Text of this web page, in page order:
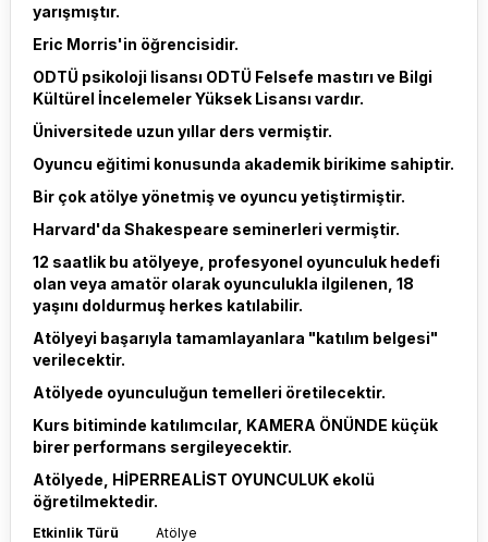
yarışmıştır.
Eric Morris'in öğrencisidir.
ODTÜ psikoloji lisansı ODTÜ Felsefe mastırı ve Bilgi
Kültürel İncelemeler Yüksek Lisansı vardır.
Üniversitede uzun yıllar ders vermiştir.
Oyuncu eğitimi konusunda akademik birikime sahiptir.
Bir çok atölye yönetmiş ve oyuncu yetiştirmiştir.
Harvard'da Shakespeare seminerleri vermiştir.
12 saatlik bu atölyeye, profesyonel oyunculuk hedefi
olan veya amatör olarak oyunculukla ilgilenen, 18
yaşını doldurmuş herkes katılabilir.
Atölyeyi başarıyla tamamlayanlara "katılım belgesi"
verilecektir.
Atölyede oyunculuğun temelleri öretilecektir.
Kurs bitiminde katılımcılar, KAMERA ÖNÜNDE küçük
birer performans sergileyecektir.
Atölyede, HİPERREALİST OYUNCULUK ekolü
öğretilmektedir.
Etkinlik Türü
Atölye